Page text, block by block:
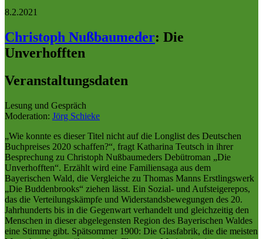
8.2.2021
Christoph Nußbaumeder: Die
Unverhofften
Veranstaltungsdaten
Lesung und Gespräch
Moderation: Jörg Schieke
„Wie konnte es dieser Titel nicht auf die Longlist des Deutschen
Buchpreises 2020 schaffen?“, fragt Katharina Teutsch in ihrer
Besprechung zu Christoph Nußbaumeders Debütroman „Die
Unverhofften“. Erzählt wird eine Familiensaga aus dem
Bayerischen Wald, die Vergleiche zu Thomas Manns Erstlingswerk
„Die Buddenbrooks“ ziehen lässt. Ein Sozial- und Aufsteigerepos,
das die Verteilungskämpfe und Widerstandsbewegungen des 20.
Jahrhunderts bis in die Gegenwart verhandelt und gleichzeitig den
Menschen in dieser abgelegensten Region des Bayerischen Waldes
eine Stimme gibt. Spätsommer 1900: Die Glasfabrik, die die meisten